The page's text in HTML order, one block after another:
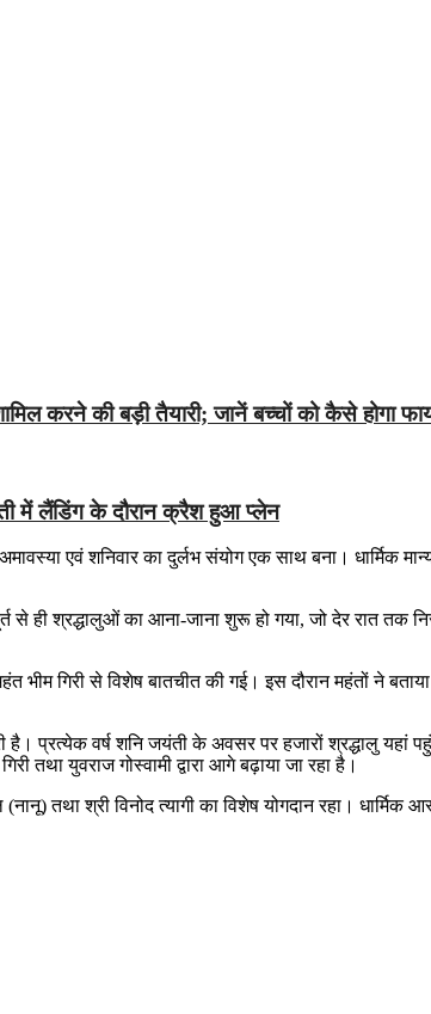
करने की बड़ी तैयारी; जानें बच्चों को कैसे होगा
में लैंडिंग के दौरान क्रैश हुआ प्लेन
एवं शनिवार का दुर्लभ संयोग एक साथ बना।
ही श्रद्धालुओं का आना-जाना शुरू हो गया, जो देर रात तक
भीम गिरी से विशेष बातचीत की गई। इस दौरान महंतों ने
है। प्रत्येक वर्ष शनि जयंती के अवसर पर हजारों श्रद्धालु
तथा युवराज गोस्वामी द्वारा आगे बढ़ाया जा रहा है।
तथा श्री विनोद त्यागी का विशेष योगदान रहा।